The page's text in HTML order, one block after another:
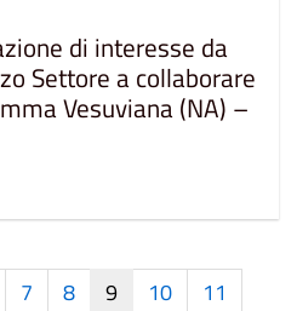
di interesse da
Settore a collaborare
Vesuviana (NA) –
7 8 9 10
11